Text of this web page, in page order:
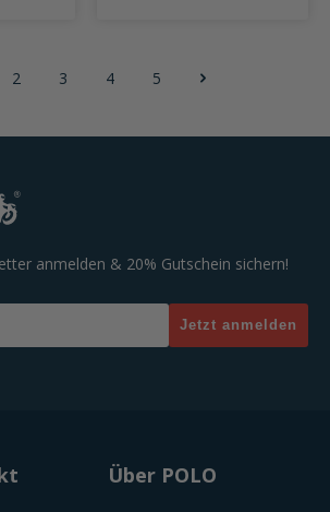
Seite
2 Seite
3 Seite
4 Seite
5
anmelden & 20% Gutschein sichern!
Jetzt anmelden
Über POLO